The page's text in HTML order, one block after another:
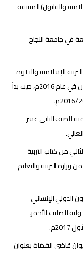
والقانون) المنبثقة
في جامعة النجاح
الإسلامية والتلاوة
والتجويد في وزارة التربية والتعليم/فلسطين في عام 2016م، حيث بدأ
للصف الثاني عشر
من كتاب التربية
التربية والتعليم
الدولي الإنساني
للصليب الأحمر،
قاضي القضاة بعنوان